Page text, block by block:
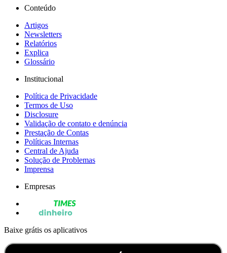
Conteúdo
Artigos
Newsletters
Relatórios
Explica
Glossário
Institucional
Política de Privacidade
Termos de Uso
Disclosure
Validação de contato e denúncia
Prestação de Contas
Políticas Internas
Central de Ajuda
Solução de Problemas
Imprensa
Empresas
Baixe grátis os aplicativos